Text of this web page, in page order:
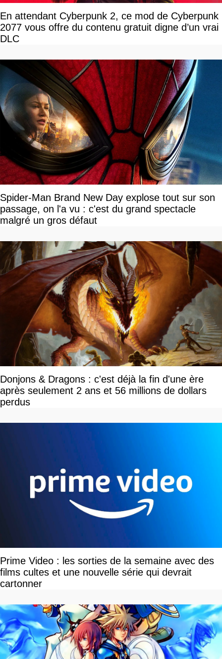
En attendant Cyberpunk 2, ce mod de Cyberpunk
2077 vous offre du contenu gratuit digne d’un vrai
DLC
Spider-Man Brand New Day explose tout sur son
passage, on l'a vu : c'est du grand spectacle
malgré un gros défaut
Donjons & Dragons : c'est déjà la fin d'une ère
après seulement 2 ans et 56 millions de dollars
perdus
Prime Video : les sorties de la semaine avec des
films cultes et une nouvelle série qui devrait
cartonner